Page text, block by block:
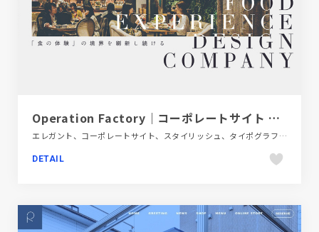
Operation Factory｜コーポレートサイト by 株式会社フォーデジット
エレガント、コーポレートサイト、スタイリッシュ、タイポグラフィー、飲料・食品
DETAIL